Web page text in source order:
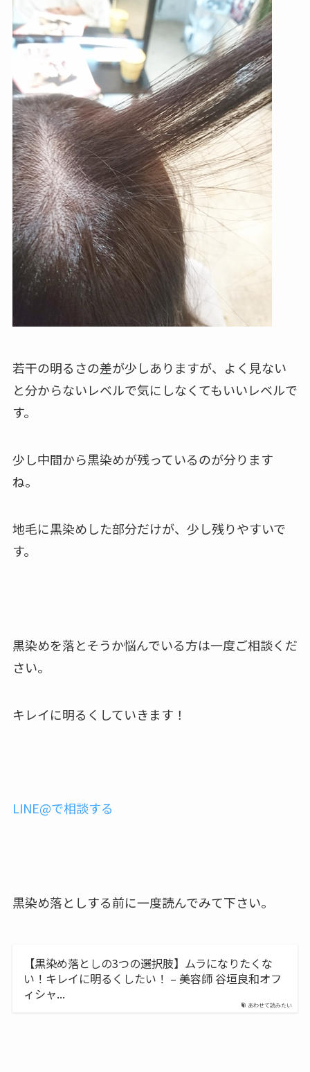
若干の明るさの差が少しありますが、よく見ない
と分からないレベルで気にしなくてもいいレベルで
す。
少し中間から黒染めが残っているのが分ります
ね。
地毛に黒染めした部分だけが、少し残りやすいで
す。
黒染めを落とそうか悩んでいる方は一度ご相談くだ
さい。
キレイに明るくしていきます！
LINE@で相談する
黒染め落としする前に一度読んでみて下さい。
あわせて読みたい
【黒染め落としの3つの選択肢】ムラになりたくな
い！キレイに明るくしたい！ – 美容師 谷垣良和オフ
ィシャ...